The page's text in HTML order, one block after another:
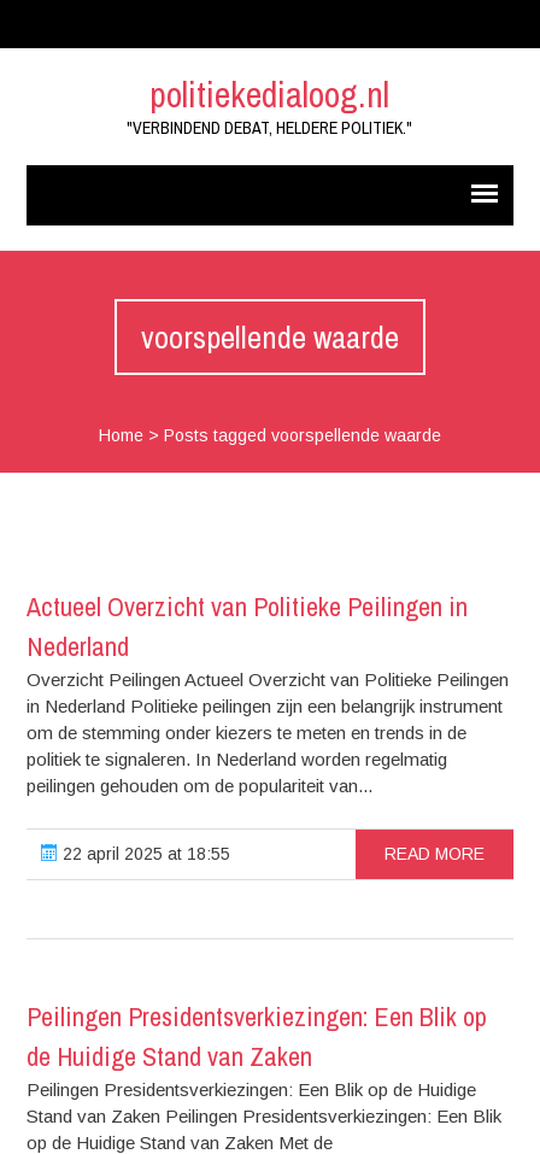
politiekedialoog.nl
"VERBINDEND DEBAT, HELDERE POLITIEK."
voorspellende waarde
Home> Posts tagged voorspellende waarde
Actueel Overzicht van Politieke Peilingen in
Nederland
Overzicht Peilingen Actueel Overzicht van Politieke Peilingen
in Nederland Politieke peilingen zijn een belangrijk instrument
om de stemming onder kiezers te meten en trends in de
politiek te signaleren. In Nederland worden regelmatig
peilingen gehouden om de populariteit van...
22 april 2025 at 18:55 READ MORE
Peilingen Presidentsverkiezingen: Een Blik op
de Huidige Stand van Zaken
Peilingen Presidentsverkiezingen: Een Blik op de Huidige
Stand van Zaken Peilingen Presidentsverkiezingen: Een Blik
op de Huidige Stand van Zaken Met de